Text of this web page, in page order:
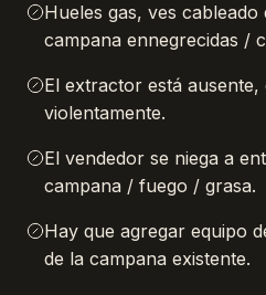
Hueles gas, ves
campana ennegrecidas /
El extractor está
violentamente.
El vendedor se niega a
campana / fuego / grasa.
Hay que agregar equipo
de la campana existente.